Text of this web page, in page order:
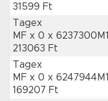
31599 Ft
Tagex
MF x 0 x 6237300M1
213063 Ft
Tagex
MF x 0 x 6247944M1
169207 Ft